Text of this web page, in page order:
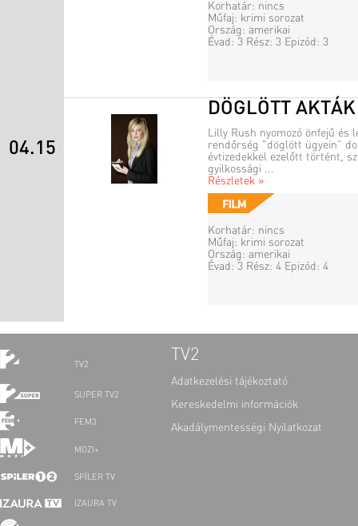
Korhatár: nincs
Műfaj: krimi sorozat
Ország: amerikai
Évad: 3 Rész: 3 Epizód: 3
04.15
DÖGLÖTT AKTÁK
Lilly Rush nyomozó önfejű és
rendőrség "döglött ügyein”
évtizedekkel ezelőtt történt,
gyilkossági ...
Részletek »
Korhatár: nincs
Műfaj: krimi sorozat
Ország: amerikai
Évad: 3 Rész: 4 Epizód: 4
TV2
SUPER TV2
FEM3
MOZI+
SPÍLER TV
IZAURA TV
TV2
Adatkezelési tájékoztató
Kereskedelmi információk
Akadálymentességi Nyilatkozat